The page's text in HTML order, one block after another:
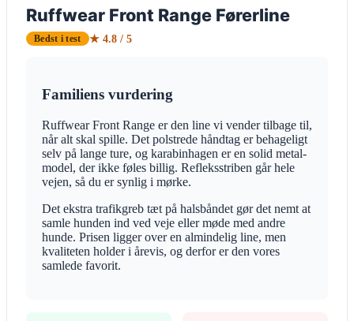
Ruffwear Front Range Førerline
Bedst i test ★ 4.8 / 5
Familiens vurdering
Ruffwear Front Range er den line vi vender tilbage til,
når alt skal spille. Det polstrede håndtag er behageligt
selv på lange ture, og karabinhagen er en solid metal-
model, der ikke føles billig. Refleksstriben går hele
vejen, så du er synlig i mørke.
Det ekstra trafikgreb tæt på halsbåndet gør det nemt at
samle hunden ind ved veje eller møde med andre
hunde. Prisen ligger over en almindelig line, men
kvaliteten holder i årevis, og derfor er den vores
samlede favorit.